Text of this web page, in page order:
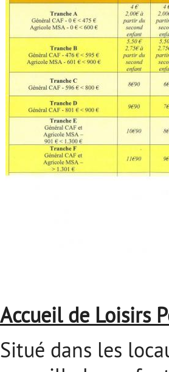
Accueil de Loisirs
Situé dans les